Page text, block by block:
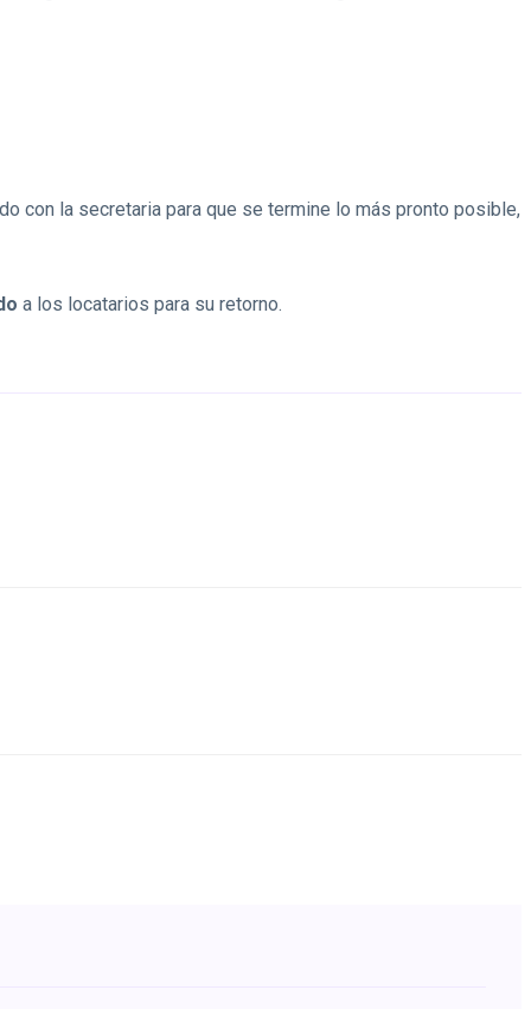
con la secretaria para que se termine lo más pronto posible,
a los locatarios para su retorno.